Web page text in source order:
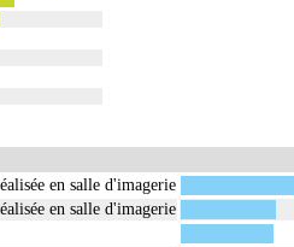
en salle d'imagerie
en salle d'imagerie